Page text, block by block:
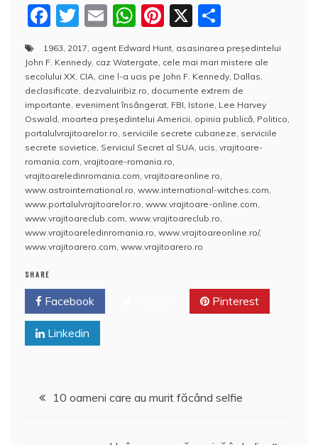
F
a
c
e
b
o
o
k
T
w
itt
er
E
m
ai
l
W
at
s
A
p
p
Pi
nt
er
e
st
X
rt
aj
e
a
z
ă
1963 2017 agent Edward Hunt asasinarea președintelui
John F. Kennedy caz Watergate cele mai mari mistere ale
secolului XX CIA cine l-a ucis pe John F. Kennedy Dallas
declasificate dezvaluiribiz.ro documente extrem de
importante eveniment însângerat FBI Istorie Lee Harvey
Oswald moartea președintelui Americii opinia publică Politico
portalulvrajitoarelor.ro serviciile secrete cubaneze serviciile
secrete sovietice Serviciul Secret al SUA ucis vrajitoare-
romania.com vrajitoare-romania.ro
vrajitoareledinromania.com vrajitoareonline.ro
www.astrointernational.ro www.international-witches.com
www.portalulvrajitoarelor.ro www.vrajitoare-online.com
www.vrajitoareclub.com www.vrajitoareclub.ro
www.vrajitoareledinromania.ro www.vrajitoareonline.ro/,
www.vrajitoarero.com www.vrajitoarero.ro
SHARE
Facebook Pinterest
Linkedin
Navigare
10 oameni care au murit făcând selfie